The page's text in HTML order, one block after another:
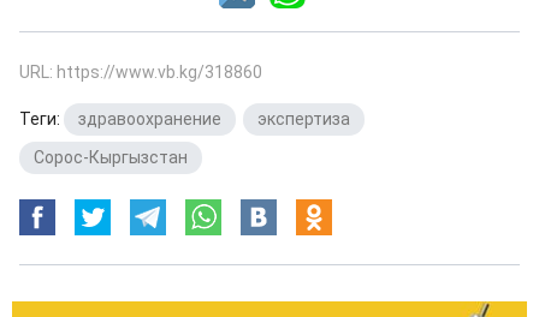
URL: https://www.vb.kg/318860
Теги: здравоохранение экспертиза
Сорос-Кыргызстан